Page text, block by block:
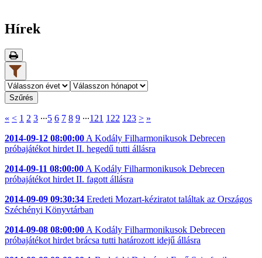
Hírek

« < 1 2 3 ∙∙∙5 6 7 8 9 ∙∙∙121 122 123 > »
2014-09-12 08:00:00 A Kodály Filharmonikusok Debrecen
próbajátékot hirdet II. hegedű tutti állásra
2014-09-11 08:00:00 A Kodály Filharmonikusok Debrecen
próbajátékot hirdet II. fagott állásra
2014-09-09 09:30:34 Eredeti Mozart-kéziratot találtak az Országos
Széchényi Könyvtárban
2014-09-08 08:00:00 A Kodály Filharmonikusok Debrecen
próbajátékot hirdet brácsa tutti határozott idejű állásra